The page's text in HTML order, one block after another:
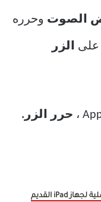
الصوت وحرره
على الزر
حرر الزر.
أفضل الاستخدامات العملية لجهاز iPad القديم